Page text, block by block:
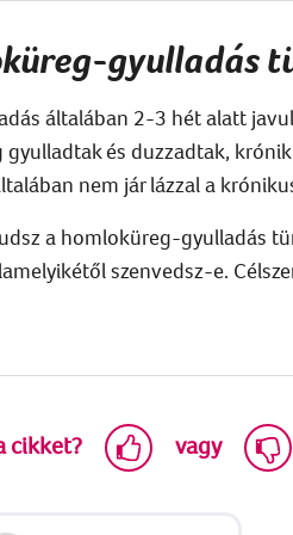
gyulladás
általában 2-3 hét alatt
gyulladtak és duzzadtak,
nem jár lázzal a
a homloküreg-gyulladás
szenvedsz-e.
cikket? vagy